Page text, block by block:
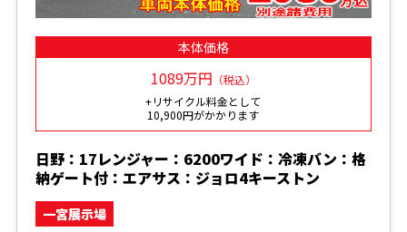
本体価格
1089万円 （税込）
+リサイクル料金として
10,900円がかかります
日野：17レンジャー：6200ワイド：冷凍バン：格
納ゲート付：エアサス：ジョロ4キーストン
一宮展示場